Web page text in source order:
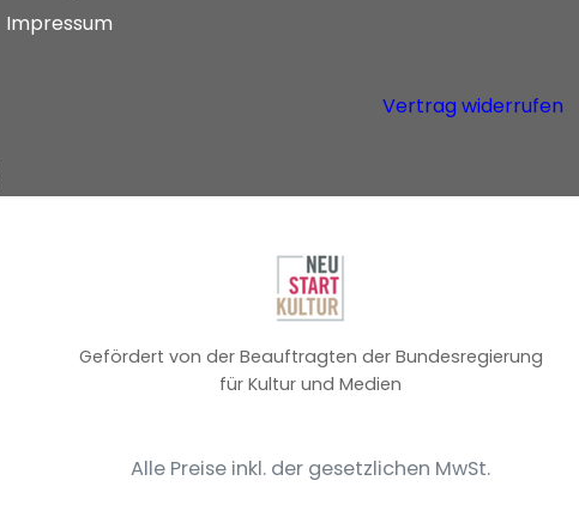
Impressum
Vertrag widerrufen
Gefördert von der Beauftragten der Bundesregierung
für Kultur und Medien
Alle Preise inkl. der gesetzlichen MwSt.